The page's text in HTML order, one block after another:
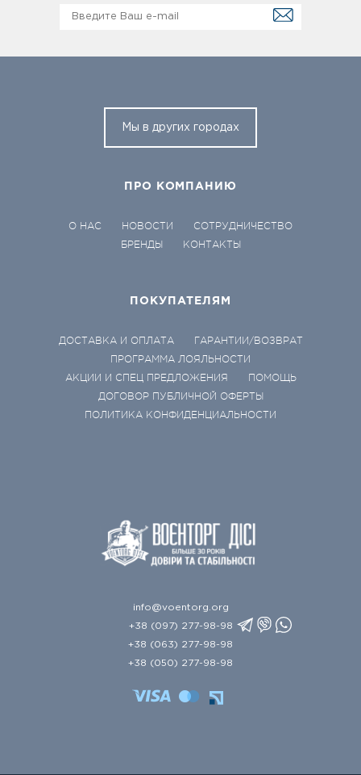
Мы в других городах
ПРО КОМПАНИЮ
О НАС НОВОСТИ
СОТРУДНИЧЕСТВО
БРЕНДЫ
КОНТАКТЫ
ПОКУПАТЕЛЯМ
ДОСТАВКА И ОПЛАТА
ГАРАНТИИ/ВОЗВРАТ
ПРОГРАММА ЛОЯЛЬНОСТИ
АКЦИИ И СПЕЦ ПРЕДЛОЖЕНИЯ
ПОМОЩЬ
ДОГОВОР ПУБЛИЧНОЙ ОФЕРТЫ
ПОЛИТИКА КОНФИДЕНЦИАЛЬНОСТИ
info@voentorg.org
+38 (097) 277-98-98
+38 (063) 277-98-98
+38 (050) 277-98-98